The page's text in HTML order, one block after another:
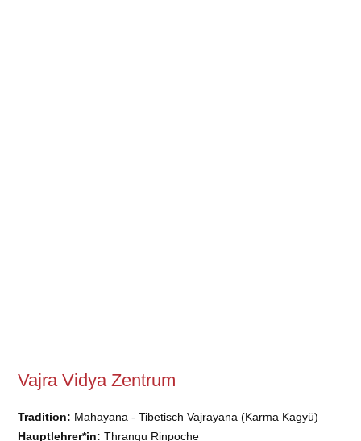
Vajra Vidya Zentrum
Tradition: Mahayana - Tibetisch Vajrayana (Karma Kagyü)
Hauptlehrer*in: Thrangu Rinpoche